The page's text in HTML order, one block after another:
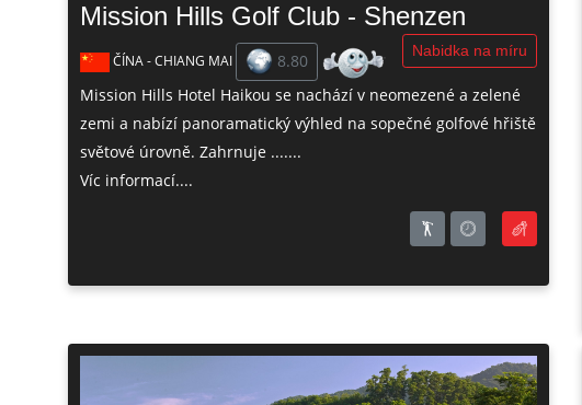
Mission Hills Golf Club - Shenzen
Nabidka na míru
ČÍNA - CHIANG MAI
8.80
Mission Hills Hotel Haikou se nachází v neomezené a zelené
zemi a nabízí panoramatický výhled na sopečné golfové hřiště
světové úrovně. Zahrnuje .......
Víc informací....